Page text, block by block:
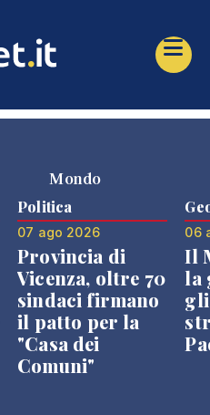
Mondo
Politica
07 ago 2026
Provincia di
Vicenza, oltre 70
sindaci firmano
il patto per la
"Casa dei
Comuni"
06
Il
la